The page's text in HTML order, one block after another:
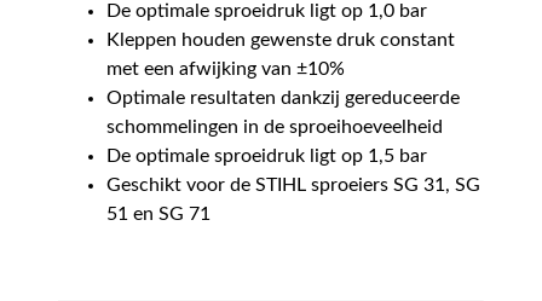
De optimale sproeidruk ligt op 1,0 bar
Kleppen houden gewenste druk constant
met een afwijking van ±10%
Optimale resultaten dankzij gereduceerde
schommelingen in de sproeihoeveelheid
De optimale sproeidruk ligt op 1,5 bar
Geschikt voor de STIHL sproeiers SG 31, SG
51 en SG 71